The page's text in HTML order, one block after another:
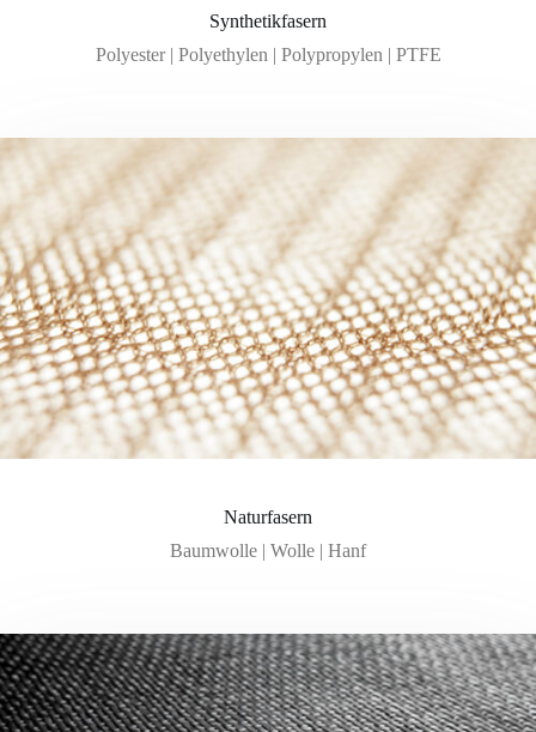
Synthetikfasern
Polyester | Polyethylen | Polypropylen | PTFE
Naturfasern
Baumwolle | Wolle | Hanf